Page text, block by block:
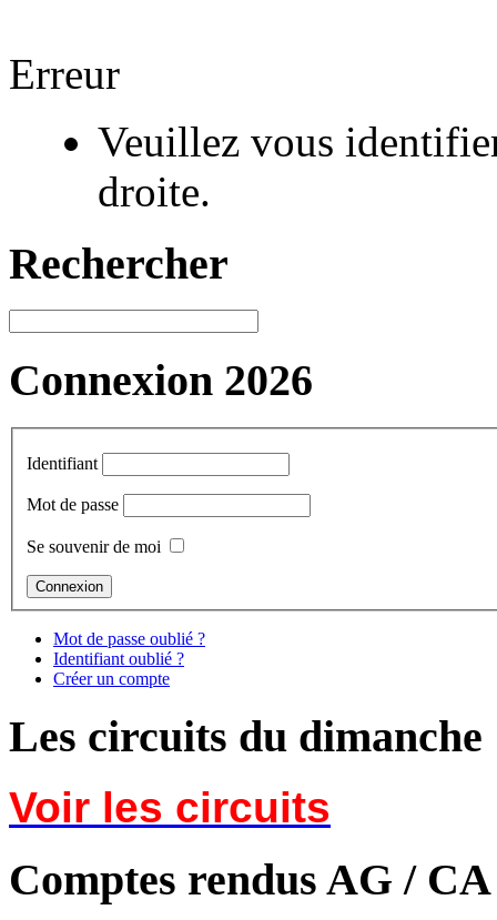
Erreur
Veuillez vous
droite.
Rechercher
Connexion 2026
Identifiant
Mot de passe
Se souvenir de moi
Mot de passe oublié ?
Identifiant oublié ?
Créer un compte
Les circuits du dimanche
Voir les circuits
Comptes rendus AG / CA